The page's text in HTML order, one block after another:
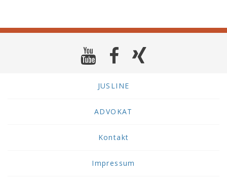
JUSLINE
ADVOKAT
Kontakt
Impressum